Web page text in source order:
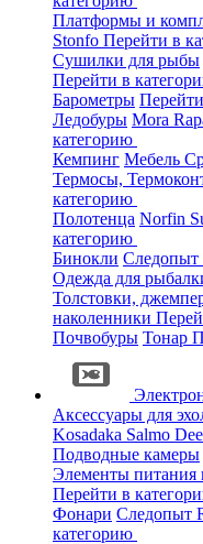
Платформы и
Stonfo Перейти в
Сушилки для рыбы
Перейти в
Барометры
Ледобуры Mora
категорию
Кемпинг Мебель
Термосы,
категорию
Полотенца Norfin
категорию
Бинокли Следопыт
Одежда для
Толстовки,
наколенники
Почвобуры Тонар
Аксессуары для
Kosadaka Salmo
Подводные камеры
Элементы питания
Перейти в
Фонари Следопыт
категорию